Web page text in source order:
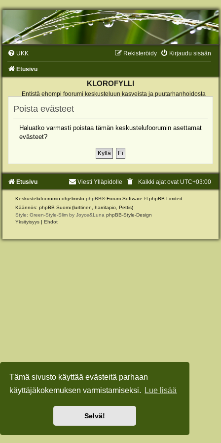
Tämä sivusto käyttää evästeitä parhaan
käyttäjäkokemuksen varmistamiseksi.
Lue lisää
Selvä!
UKK Kirjaudu sisään
Rekisteröidy
Etusivu
KLOROFYLLI
Entistä ehompi foorumi keskusteluun kasveista ja puutarhanhoidosta
Poista evästeet
Haluatko varmasti poistaa tämän keskustelufoorumin asettamat
evästeet?
Etusivu Kaikki ajat ovat UTC+03:00
Viesti Ylläpidolle
Keskustelufoorumin ohjelmisto phpBB® Forum Software © phpBB Limited
Käännös: phpBB Suomi (lurttinen, harritapio, Pettis)
Style: Green-Style-Slim by Joyce&Luna phpBB-Style-Design
Yksityisyys | Ehdot